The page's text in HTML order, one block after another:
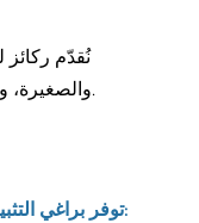
نُقدّم ركائز
والصغيرة، والركائز اللولبية القابلة للتعديل وغير القابلة للتعديل. بالإضافة إلى ذلك، يُمكن تخصيص سُمك الجدار والطول وفقًا لاحتياجاتكم.
توفر براغي التثبيت الأرضي المزايا التالية لتركيبات الطاقة الشمسية الأرضية: